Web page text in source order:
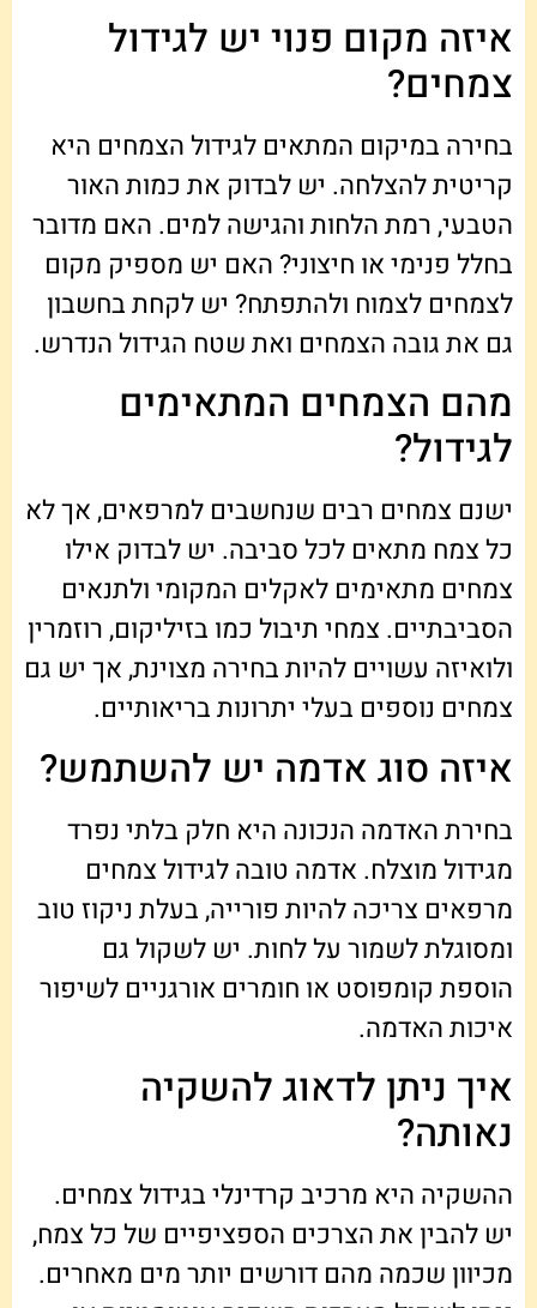
איזה מקום פנוי יש לגידול
צמחים?
בחירה במיקום המתאים לגידול הצמחים היא
קריטית להצלחה. יש לבדוק את כמות האור
הטבעי, רמת הלחות והגישה למים. האם מדובר
בחלל פנימי או חיצוני? האם יש מספיק מקום
לצמחים לצמוח ולהתפתח? יש לקחת בחשבון
גם את גובה הצמחים ואת שטח הגידול הנדרש.
מהם הצמחים המתאימים
לגידול?
ישנם צמחים רבים שנחשבים למרפאים, אך לא
כל צמח מתאים לכל סביבה. יש לבדוק אילו
צמחים מתאימים לאקלים המקומי ולתנאים
הסביבתיים. צמחי תיבול כמו בזיליקום, רוזמרין
ולואיזה עשויים להיות בחירה מצוינת, אך יש גם
צמחים נוספים בעלי יתרונות בריאותיים.
איזה סוג אדמה יש להשתמש?
בחירת האדמה הנכונה היא חלק בלתי נפרד
מגידול מוצלח. אדמה טובה לגידול צמחים
מרפאים צריכה להיות פורייה, בעלת ניקוז טוב
ומסוגלת לשמור על לחות. יש לשקול גם
הוספת קומפוסט או חומרים אורגניים לשיפור
איכות האדמה.
איך ניתן לדאוג להשקיה
נאותה?
ההשקיה היא מרכיב קרדינלי בגידול צמחים.
יש להבין את הצרכים הספציפיים של כל צמח,
מכיוון שכמה מהם דורשים יותר מים מאחרים.